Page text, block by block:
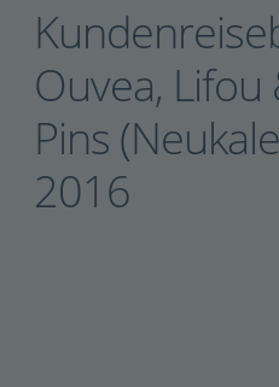
Ouvea, Lifou
Pins
2016